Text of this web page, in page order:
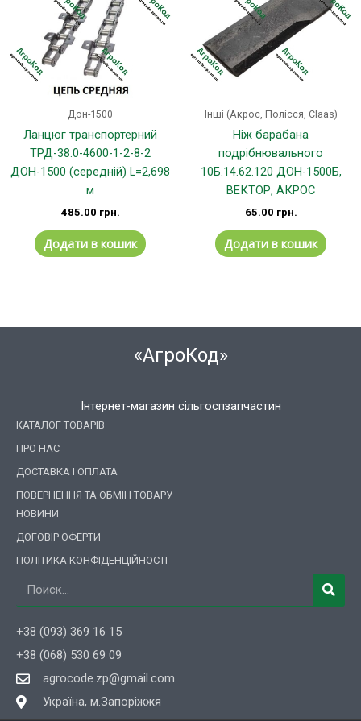
Дон-1500
Ланцюг транспортерний
ТРД-38.0-4600-1-2-8-2
ДОН-1500 (середній) L=2,698
м
485.00 грн.
Додати в кошик
Інші (Акрос, Полісся, Claas)
Ніж барабана
подрібнювального
10Б.14.62.120 ДОН-1500Б,
ВЕКТОР, АКРОС
65.00 грн.
Додати в кошик
«АгроКод»
Інтернет-магазин сільгоспзапчастин
КАТАЛОГ ТОВАРІВ
ПРО НАС
ДОСТАВКА І ОПЛАТА
ПОВЕРНЕННЯ ТА ОБМІН ТОВАРУ
НОВИНИ
ДОГОВІР ОФЕРТИ
ПОЛІТИКА КОНФІДЕНЦІЙНОСТІ
Пошук
+38 (093) 369 16 15
+38 (068) 530 69 09
agrocode.zp@gmail.com
Україна, м.Запоріжжя